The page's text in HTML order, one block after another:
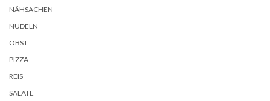
NÄHSACHEN
NUDELN
OBST
PIZZA
REIS
SALATE